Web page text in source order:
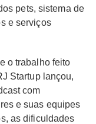
pets, sistema de
e serviços
o trabalho feito
Startup lançou,
com
e suas equipes
as dificuldades